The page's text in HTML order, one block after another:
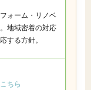
ォーム・リノベ
地域密着の対応
する方針。
ちら